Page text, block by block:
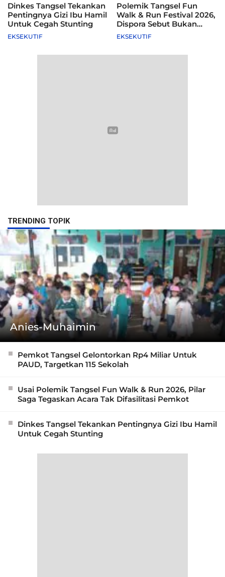
Dinkes Tangsel Tekankan
Pentingnya Gizi Ibu Hamil
Untuk Cegah Stunting
EKSEKUTIF
Polemik Tangsel Fun
Walk & Run Festival 2026,
Dispora Sebut Bukan
Agenda Pemkot
EKSEKUTIF
TRENDING TOPIK
Anies-Muhaimin
Pemkot Tangsel Gelontorkan Rp4 Miliar Untuk
PAUD, Targetkan 115 Sekolah
Usai Polemik Tangsel Fun Walk & Run 2026, Pilar
Saga Tegaskan Acara Tak Difasilitasi Pemkot
Dinkes Tangsel Tekankan Pentingnya Gizi Ibu Hamil
Untuk Cegah Stunting